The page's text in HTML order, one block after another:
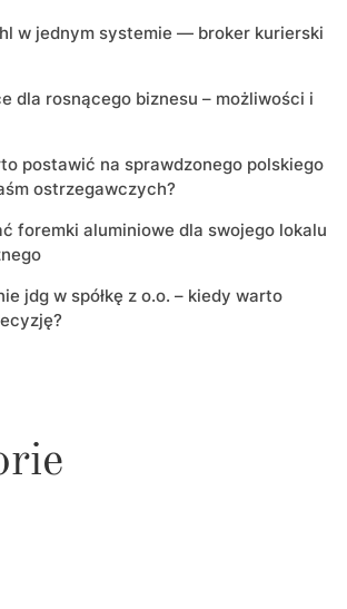
w jednym systemie — broker kurierski
dla rosnącego biznesu – możliwości i
postawić na sprawdzonego polskiego
ostrzegawczych?
foremki aluminiowe dla swojego lokalu
jdg w spółkę z o.o. – kiedy warto